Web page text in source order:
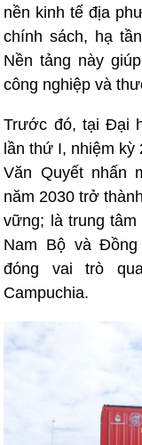
nền kinh tế địa
chính sách, hạ
Nền tảng này
công nghiệp và
Trước đó, tại Đại
lần thứ I, nhiệm
Văn Quyết nhấn
năm 2030 trở
vững; là trung
Nam Bộ và
đóng vai trò
Campuchia.